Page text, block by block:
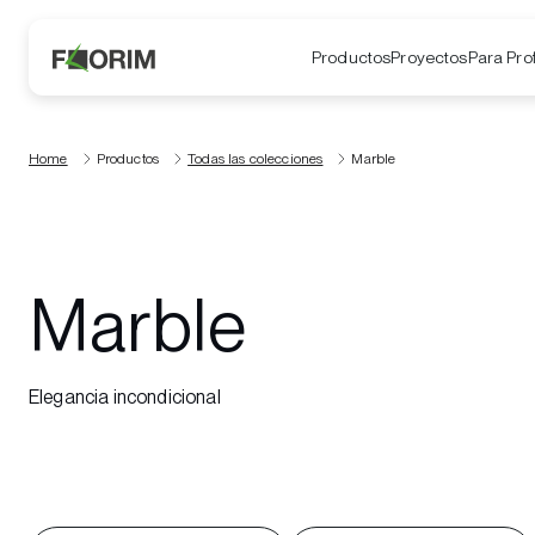
ProductosProyectosPara
Home Productos Todas las colecciones Marble
Marble
Elegancia incondicional